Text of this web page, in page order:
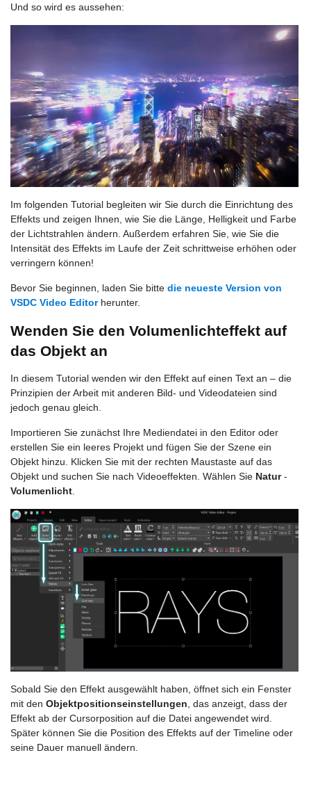
Und so wird es aussehen:
Im folgenden Tutorial begleiten wir Sie durch die Einrichtung des
Effekts und zeigen Ihnen, wie Sie die Länge, Helligkeit und Farbe
der Lichtstrahlen ändern. Außerdem erfahren Sie, wie Sie die
Intensität des Effekts im Laufe der Zeit schrittweise erhöhen oder
verringern können!
Bevor Sie beginnen, laden Sie bitte die neueste Version von
VSDC Video Editorherunter.
Wenden Sie den Volumenlichteffekt auf
das Objekt an
In diesem Tutorial wenden wir den Effekt auf einen Text an – die
Prinzipien der Arbeit mit anderen Bild- und Videodateien sind
jedoch genau gleich.
Importieren Sie zunächst Ihre Mediendatei in den Editor oder
erstellen Sie ein leeres Projekt und fügen Sie der Szene ein
Objekt hinzu. Klicken Sie mit der rechten Maustaste auf das
Objekt und suchen Sie nach Videoeffekten. Wählen Sie Natur-
Volumenlicht.
Sobald Sie den Effekt ausgewählt haben, öffnet sich ein Fenster
mit den Objektpositionseinstellungen , das anzeigt, dass der
Effekt ab der Cursorposition auf die Datei angewendet wird.
Später können Sie die Position des Effekts auf der Timeline oder
seine Dauer manuell ändern.